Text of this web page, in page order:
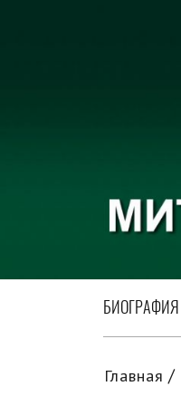
БИОГРАФИЯ
Главная